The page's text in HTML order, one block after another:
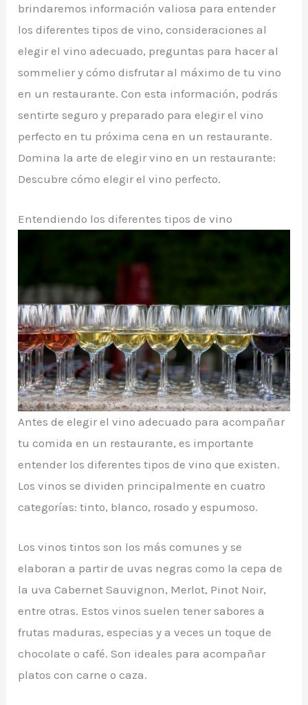
brindaremos información valiosa para entender
los diferentes tipos de vino, consideraciones al
elegir el vino adecuado, preguntas para hacer al
sommelier y cómo disfrutar al máximo de tu vino
en un restaurante. Con esta información, podrás
sentirte seguro y preparado para elegir el vino
perfecto en tu próxima cena en un restaurante.
Domina la arte de elegir vino en un restaurante:
Descubre cómo elegir el vino perfecto.
Entendiendo los diferentes tipos de vino
Antes de elegir el vino adecuado para acompañar
tu comida en un restaurante, es importante
entender los diferentes tipos de vino que existen.
Los vinos se dividen principalmente en cuatro
categorías: tinto, blanco, rosado y espumoso.
Los vinos tintos son los más comunes y se
elaboran a partir de uvas negras como la cepa de
la uva Cabernet Sauvignon, Merlot, Pinot Noir,
entre otras. Estos vinos suelen tener sabores a
frutas maduras, especias y a veces un toque de
chocolate o café. Son ideales para acompañar
platos con carne o caza.